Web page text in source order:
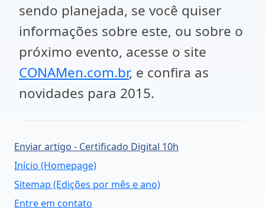
sendo planejada, se você quiser
informações sobre este, ou sobre o
próximo evento, acesse o site
CONAMen.com.br, e confira as
novidades para 2015.
Enviar artigo - Certificado Digital 10h
Início (Homepage)
Sitemap (Edições por mês e ano)
Entre em contato